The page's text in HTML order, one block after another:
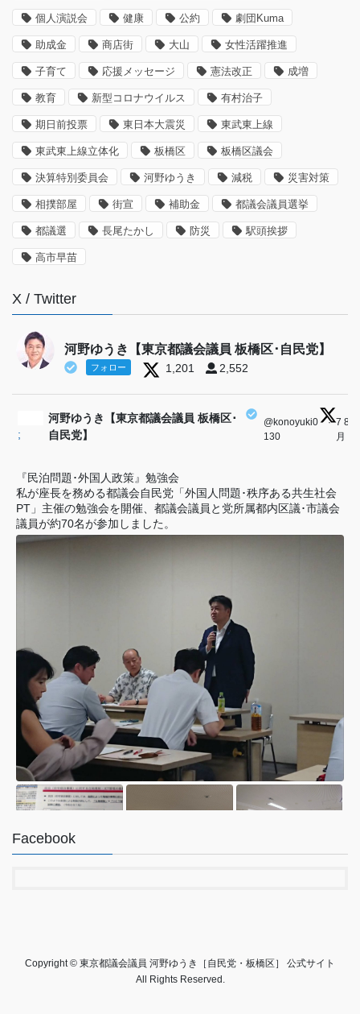
個人演説会 健康 公約 劇団Kuma
助成金 商店街 大山 女性活躍推進
子育て 応援メッセージ 憲法改正 成増
教育 新型コロナウイルス 有村治子
期日前投票 東日本大震災 東武東上線
東武東上線立体化 板橋区 板橋区議会
決算特別委員会 河野ゆうき 減税 災害対策
相撲部屋 街宣 補助金 都議会議員選挙
都議選 長尾たかし 防災 駅頭挨拶
高市早苗
X / Twitter
河野ゆうき【東京都議会議員 板橋区･自民党】
フォロー 1,201 2,552
;
河野ゆうき【東京都議会議員 板橋区･
自民党】
@konoyuki0
130
· 7 8
月
『民泊問題･外国人政策』勉強会
私が座長を務める都議会自民党「外国人問題･秩序ある共生社会
PT」主催の勉強会を開催、都議会議員と党所属都内区議･市議会
議員が約70名が参加しました。
Facebook
Copyright © 東京都議会議員 河野ゆうき［自民党・板橋区］ 公式サイト
All Rights Reserved.